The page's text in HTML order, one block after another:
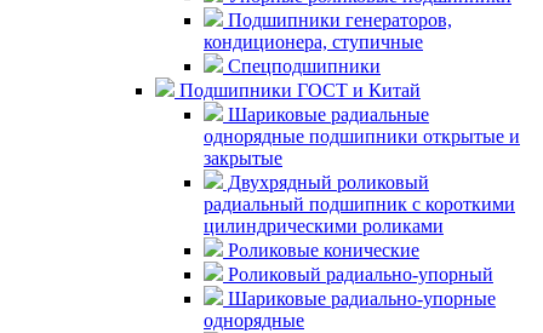
Подшипники генераторов,
кондиционера, ступичные
Спецподшипники
Подшипники ГОСТ и Китай
Шариковые радиальные
однорядные подшипники открытые и
закрытые
Двухрядный роликовый
радиальный подшипник с короткими
цилиндрическими роликами
Роликовые конические
Роликовый радиально-упорный
Шариковые радиально-упорные
однорядные